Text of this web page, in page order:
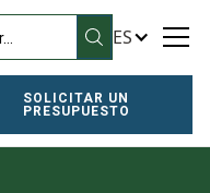
ES
SOLICITAR UN
PRESUPUESTO